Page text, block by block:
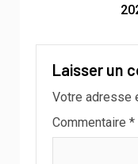
Laisser un
Votre adresse
Commentaire *